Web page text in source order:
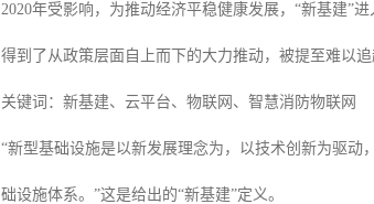
2020年受影响，为推动经济平稳健康发展，“新基建”
得到了从政策层面自上而下的大力推动，被提至难以追
关键词：新基建、云平台、物联网、智慧消防物联网
“新型基础设施是以新发展理念为，以技术创新为驱
础设施体系。”这是给出的“新基建”定义。